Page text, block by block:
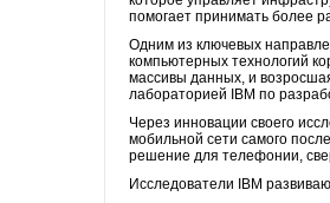
помогает принимать более
Одним из ключевых
компьютерных технологий
массивы данных, и
лабораторией IBM по
Через инновации своего
мобильной сети самого
решение для телефонии,
Исследователи IBM